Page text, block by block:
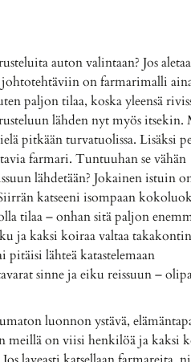
auton valintaan? Jos
on farmarimalli
paljon tilaa, koska yleensä
lähden nyt myös itsekin.
pitkään turvatuolissa. Lisäksi
farmari. Tuntuuhan se vähän
lähdetään? Jokainen istuin
katseeni isompaan
tilaa – onhan sitä paljon
ja kaksi koiraa valtaa
lähteä katastelemaan
sinne ja eiku reissuun –
luonnon ystävä,
meillä on viisi henkilöä ja kaksi